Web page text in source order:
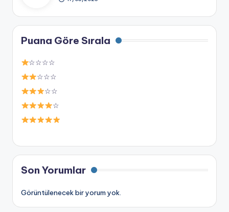
Puana Göre Sırala
☆☆☆☆
☆☆☆
☆☆
☆
Son Yorumlar
Görüntülenecek bir yorum yok.